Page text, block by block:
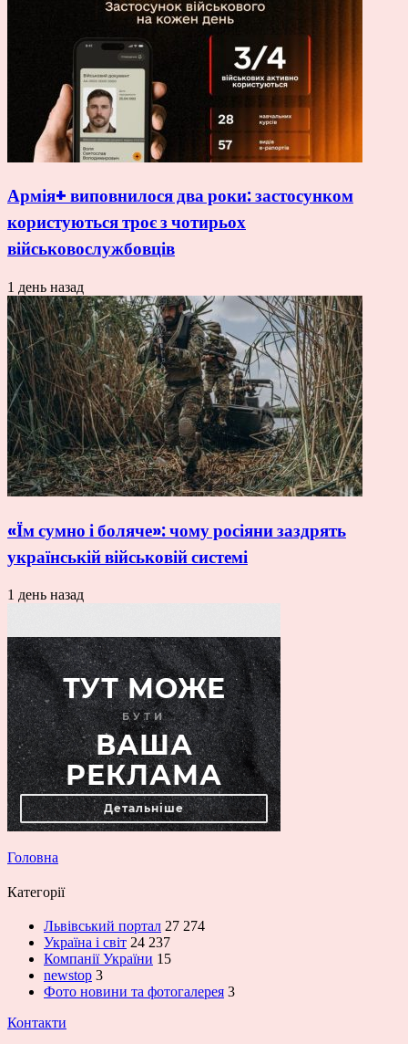
Армія+ виповнилося два роки: застосунком
користуються троє з чотирьох
військовослужбовців
1 день назад
«Їм сумно і боляче»: чому росіяни заздрять
українській військовій системі
1 день назад
Головна
Категорії
Львівський портал 27 274
Україна і світ 24 237
Компанії України 15
newstop 3
Фото новини та фотогалерея 3
Контакти